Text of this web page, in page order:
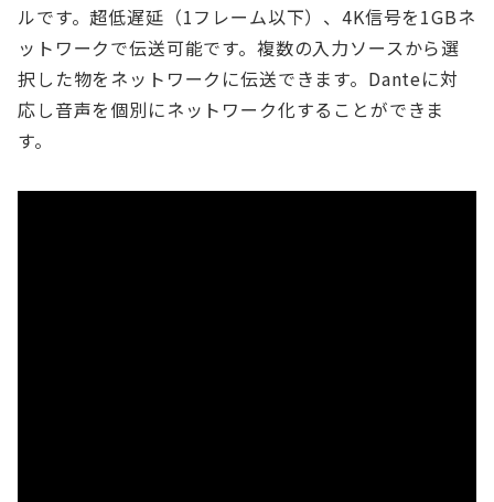
ルです。超低遅延（1フレーム以下）、4K信号を1GBネ
ットワークで伝送可能です。複数の入力ソースから選
択した物をネットワークに伝送できます。Danteに対
応し音声を個別にネットワーク化することができま
す。